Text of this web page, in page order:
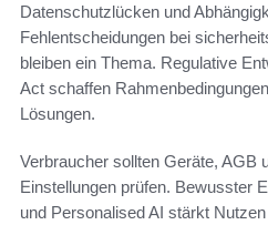
Datenschutzlücken und
Fehlentscheidungen bei
bleiben ein Thema. Regulative
Act schaffen
Lösungen.
Verbraucher sollten Geräte, AGB
Einstellungen prüfen. Bewusster
und Personalised AI stärkt